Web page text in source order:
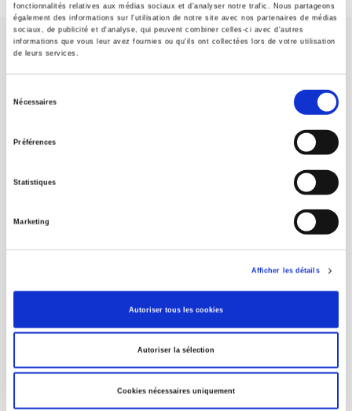
fonctionnalités relatives aux médias sociaux et d'analyser notre trafic. Nous partageons
également des informations sur l'utilisation de notre site avec nos partenaires de médias
sociaux, de publicité et d'analyse, qui peuvent combiner celles-ci avec d'autres
informations que vous leur avez fournies ou qu'ils ont collectées lors de votre utilisation
de leurs services.
Nécessaires
Préférences
Statistiques
Marketing
Afficher les détails
Autoriser tous les cookies
Autoriser la sélection
Cookies nécessaires uniquement
SCIENCES PO UNIVERSITY PRESS has a threefold role: to publish
original research, to edit reference works for student use, and to
help public and political debate.
FOREIGN RIGHTS
FOR BOOKSHOPS
MY ACCOUNT
Future Releases
La France et l'Union européenne